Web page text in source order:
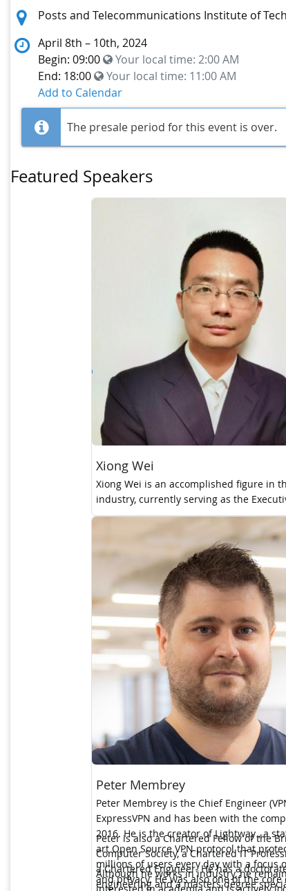
Location:
Posts and Telecommunications Institute of
April 8th – 10th, 2024
Begin: 09:00
Your local time: 2:00 AM
End: 18:00
Your local time: 11:00 AM
Add to Calendar
The presale period for this event is over.